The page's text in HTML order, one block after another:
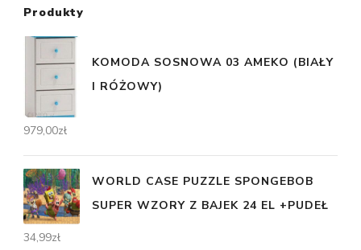
Produkty
KOMODA SOSNOWA 03 AMEKO (BIAŁY
I RÓŻOWY)
979,00zł
WORLD CASE PUZZLE SPONGEBOB
SUPER WZORY Z BAJEK 24 EL +PUDEŁ
34,99zł